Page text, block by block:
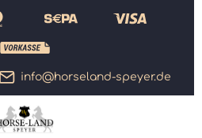
info@horseland-speyer.de